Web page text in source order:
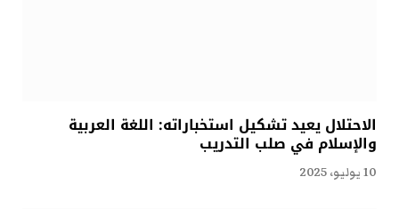
الاحتلال يعيد تشكيل استخباراته: اللغة العربية
والإسلام في صلب التدريب
10 يوليو، 2025